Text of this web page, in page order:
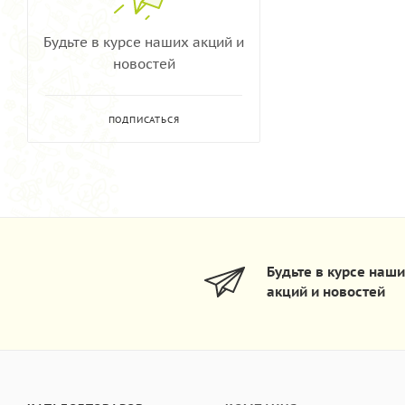
Будьте в курсе наших акций и
новостей
ПОДПИСАТЬСЯ
Будьте в курсе
акций и новостей